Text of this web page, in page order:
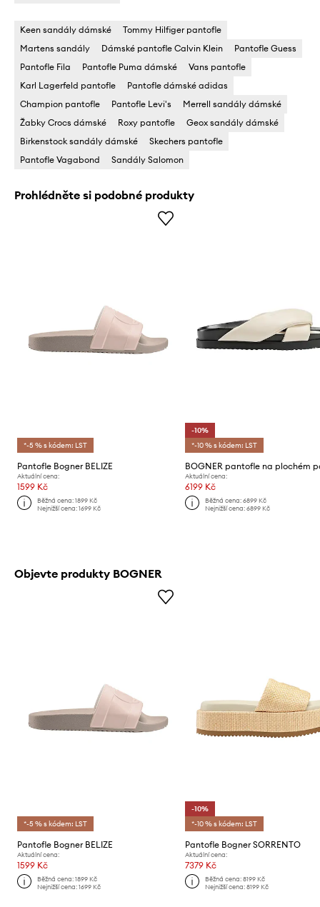
Keen sandály dámské
Tommy Hilfiger pantofle
Martens sandály
Dámské pantofle Calvin Klein
Pantofle Guess
Pantofle Fila
Pantofle Puma dámské
Vans pantofle
Karl Lagerfeld pantofle
Pantofle dámské adidas
Champion pantofle
Pantofle Levi's
Merrell sandály dámské
Žabky Crocs dámské
Roxy pantofle
Geox sandály dámské
Birkenstock sandály dámské
Skechers pantofle
Pantofle Vagabond
Sandály Salomon
Prohlédněte si podobné produkty
*-5 % s kódem: LST
Pantofle Bogner BELIZE
Aktuální cena:
1599 Kč
Běžná cena:1899 Kč
Nejnižší cena:1699 Kč
-10%
*-10 % s kódem: LST
Aktuální cena:
6199 Kč
Běžná cena: 6899 Kč
Nejnižší cena: 6899 Kč
Objevte produkty BOGNER
*-5 % s kódem: LST
Pantofle Bogner BELIZE
Aktuální cena:
1599 Kč
Běžná cena:1899 Kč
Nejnižší cena:1699 Kč
-10%
*-10 % s kódem: LST
Pantofle Bogner SORRENTO
Aktuální cena:
7379 Kč
Běžná cena: 8199 Kč
Nejnižší cena: 8199 Kč